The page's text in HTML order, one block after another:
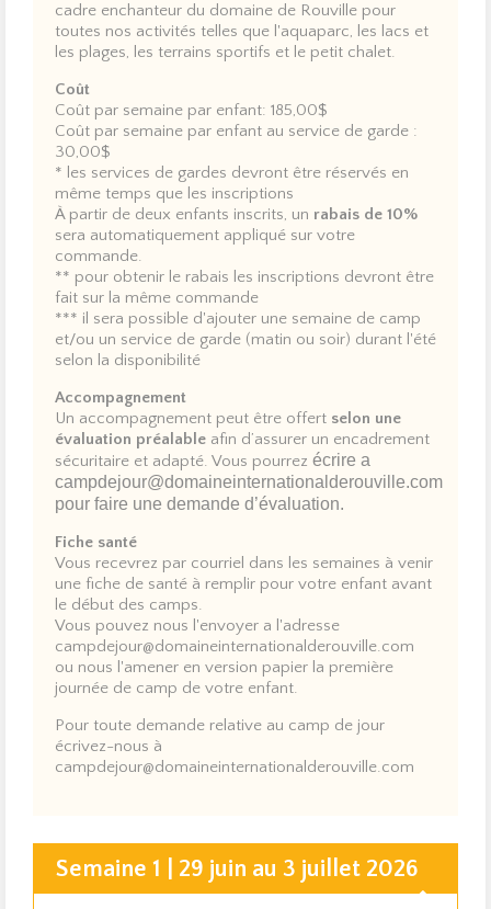
cadre enchanteur du domaine de Rouville pour
toutes nos activités telles que l'aquaparc, les lacs et
les plages, les terrains sportifs et le petit chalet.
Coût
Coût par semaine par enfant: 185,00$
Coût par semaine par enfant au service de garde :
30,00$
* les services de gardes devront être réservés en
même temps que les inscriptions
À partir de deux enfants inscrits, un rabais de 10%
sera automatiquement appliqué sur votre
commande.
** pour obtenir le rabais les inscriptions devront être
fait sur la même commande
*** il sera possible d'ajouter une semaine de camp
et/ou un service de garde (matin ou soir) durant l'été
selon la disponibilité
Accompagnement
Un accompagnement peut être offert selon une
évaluation préalable afin d’assurer un encadrement
sécuritaire et adapté. Vous pourrez écrire a
campdejour@domaineinternationalderouville.com
pour faire une demande d’évaluation.
Fiche santé
Vous recevrez par courriel dans les semaines à venir
une fiche de santé à remplir pour votre enfant avant
le début des camps.
Vous pouvez nous l'envoyer a l'adresse
campdejour@domaineinternationalderouville.com
ou nous l'amener en version papier la première
journée de camp de votre enfant.
Pour toute demande relative au camp de jour
écrivez-nous à
campdejour@domaineinternationalderouville.com
Semaine 1 | 29 juin au 3 juillet 2026